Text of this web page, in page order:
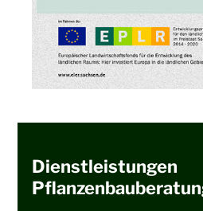
Dienstleistungen